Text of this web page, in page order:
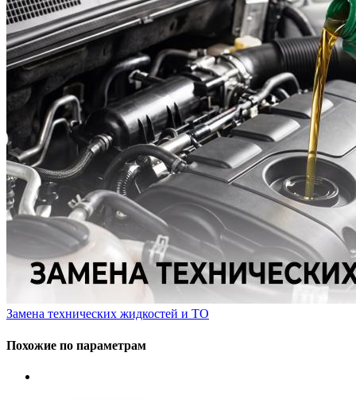
Замена технических жидкостей и ТО
Похожие по параметрам